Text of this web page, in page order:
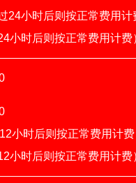
小时后则按正常费用计
小时后则按正常费用计费
小时后则按正常费用计费
小时后则按正常费用计费